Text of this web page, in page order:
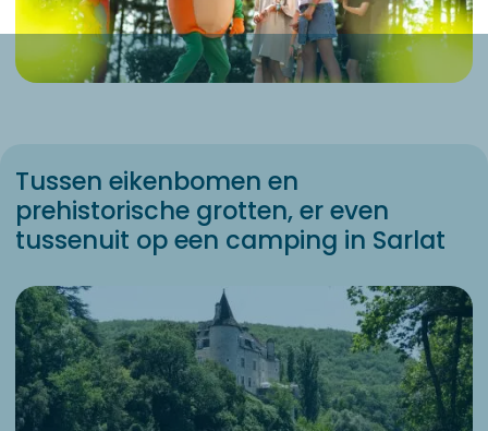
Tussen eikenbomen en
prehistorische grotten, er even
tussenuit op een camping in Sarlat